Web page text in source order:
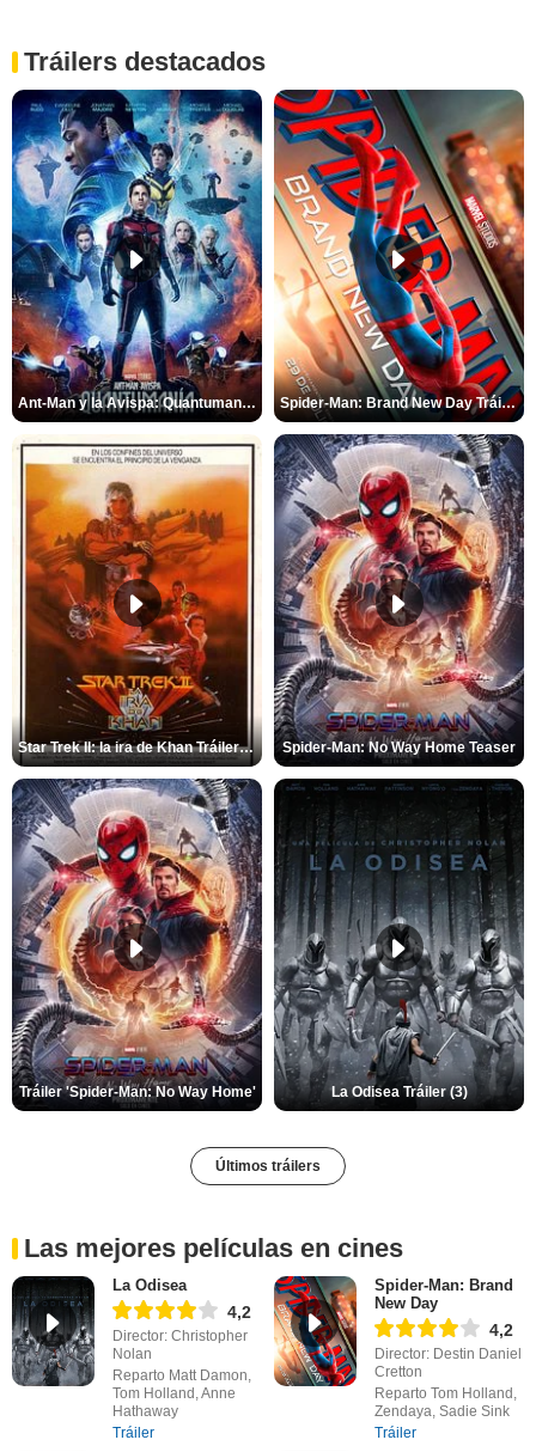
Tráilers destacados
Ant-Man y la Avispa: Quantumanía Tráiler (2) Spider-Man: Brand New Day Tráiler (3)
Star Trek II: la ira de Khan Tráiler VO Spider-Man: No Way Home Teaser
Tráiler 'Spider-Man: No Way Home' La Odisea Tráiler (3)
Últimos tráilers
Las mejores películas en cines
La Odisea
4,2
Director: Christopher
Nolan
Reparto Matt Damon,
Tom Holland, Anne
Hathaway
Tráiler
Spider-Man: Brand
New Day
4,2
Director: Destin Daniel
Cretton
Reparto Tom Holland,
Zendaya, Sadie Sink
Tráiler